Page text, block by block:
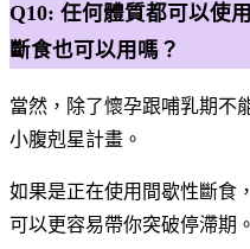
Q10: 任何體質都可以使
斷食也可以用嗎？
當然，除了懷孕跟哺乳期不
小腹剋星計畫。
如果是正在使用間歇性斷食
可以更容易帶你突破停滯期。